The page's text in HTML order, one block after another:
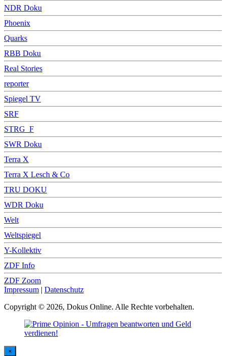
NDR Doku
Phoenix
Quarks
RBB Doku
Real Stories
reporter
Spiegel TV
SRF
STRG_F
SWR Doku
Terra X
Terra X Lesch & Co
TRU DOKU
WDR Doku
Welt
Weltspiegel
Y-Kollektiv
ZDF Info
ZDF Zoom
Impressum | Datenschutz
Copyright © 2026, Dokus Online. Alle Rechte vorbehalten.
×